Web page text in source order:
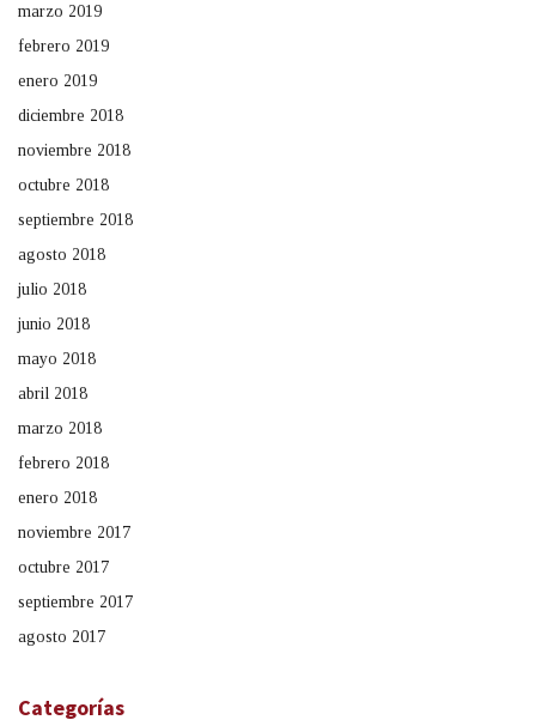
marzo 2019
febrero 2019
enero 2019
diciembre 2018
noviembre 2018
octubre 2018
septiembre 2018
agosto 2018
julio 2018
junio 2018
mayo 2018
abril 2018
marzo 2018
febrero 2018
enero 2018
noviembre 2017
octubre 2017
septiembre 2017
agosto 2017
Categorías